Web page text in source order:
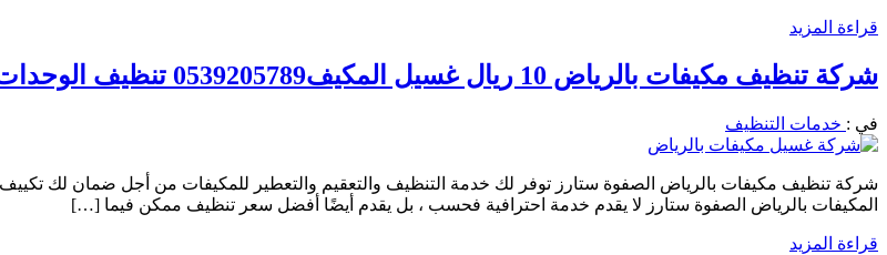
قراءة المزيد
شركة تنظيف مكيفات بالرياض 10 ريال غسيل المكيف0539205789 تنظيف الوحدات الداخلية والخارجية
في : خدمات التنظيف
شركة تنظيف مكيفات بالرياض الصفوة ستارز توفر لك خدمة التنظيف والتعقيم والتعطير للمكيفات من أجل ضمان لك
المكيفات بالرياض الصفوة ستارز لا يقدم خدمة احترافية فحسب ، بل يقدم أيضًا أفضل سعر تنظيف ممكن فيما […]
قراءة المزيد